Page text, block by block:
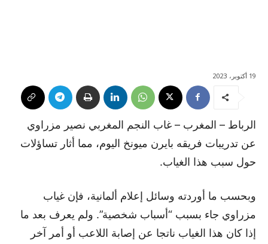
19 أكتوبر، 2023
الرباط – المغرب – غاب النجم المغربي نصير مزراوي
عن تدريبات فريقه بايرن ميونخ اليوم، مما أثار تساؤلات
حول سبب هذا الغياب.
وبحسب ما أوردته وسائل إعلام ألمانية، فإن غياب
مزراوي جاء بسبب “أسباب شخصية”. ولم يعرف بعد ما
إذا كان هذا الغياب ناتجا عن إصابة اللاعب أو أمر آخر